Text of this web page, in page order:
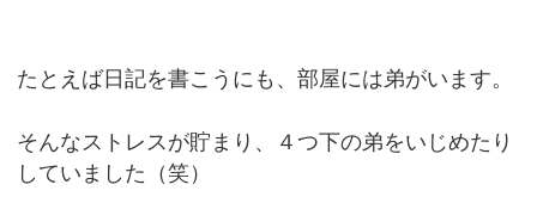
たとえば日記を書こうにも、部屋には弟がいます。
そんなストレスが貯まり、４つ下の弟をいじめたり
していました（笑）